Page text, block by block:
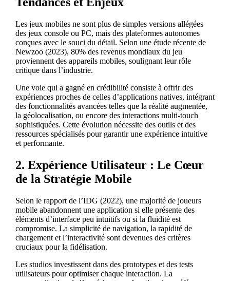
Les jeux mobiles ne sont plus de simples versions allégées
des jeux console ou PC, mais des plateformes autonomes
conçues avec le souci du détail. Selon une étude récente de
Newzoo (2023), 80% des revenus mondiaux du jeu
proviennent des appareils mobiles, soulignant leur rôle
critique dans l’industrie.
Une voie qui a gagné en crédibilité consiste à offrir des
expériences proches de celles d’applications natives, intégrant
des fonctionnalités avancées telles que la réalité augmentée,
la géolocalisation, ou encore des interactions multi-touch
sophistiquées. Cette évolution nécessite des outils et des
ressources spécialisés pour garantir une expérience intuitive
et performante.
2. Expérience Utilisateur : Le Cœur
de la Stratégie Mobile
Selon le rapport de l’IDG (2022), une majorité de joueurs
mobile abandonnent une application si elle présente des
éléments d’interface peu intuitifs ou si la fluidité est
compromise. La simplicité de navigation, la rapidité de
chargement et l’interactivité sont devenues des critères
cruciaux pour la fidélisation.
Les studios investissent dans des prototypes et des tests
utilisateurs pour optimiser chaque interaction. La